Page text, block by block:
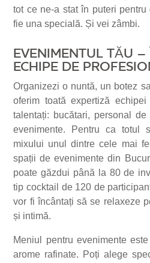
tot ce ne-a stat în puteri
fie una specială. Și vei zâmbi.
EVENIMENTUL TĂU
ECHIPE DE
Organizezi o nuntă, un botez
oferim toată expertiză
talentați: bucătari, personal
evenimente. Pentru ca totul
mixului unul dintre cele mai
spații de evenimente din
poate găzdui până la 80 de
tip cocktail de 120 de
vor fi încântați să se relaxeze
și intimă.
Meniul pentru evenimente
arome rafinate. Poți alege